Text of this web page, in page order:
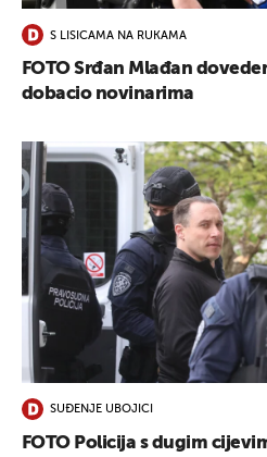
S LISICAMA NA RUKAMA
FOTO Srđan Mlađan
dobacio novinarima
SUĐENJE UBOJICI
FOTO Policija s dugim